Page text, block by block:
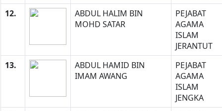
12.
ABDUL HALIM BIN
MOHD SATAR
PEJABAT
AGAMA
ISLAM
JERANTUT
13.
ABDUL HAMID BIN
IMAM AWANG
PEJABAT
AGAMA
ISLAM
JENGKA